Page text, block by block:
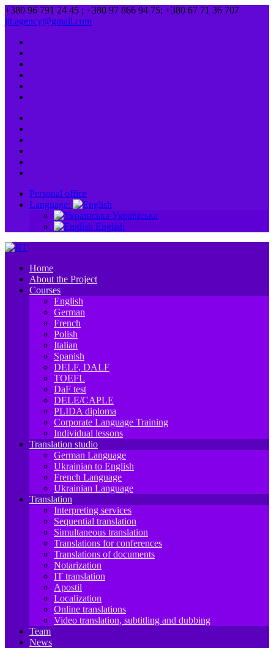
+380 96 791 24 45 ; +380 97 866 94 75; +380 67 71 36 707
jit.agency@gmail.com
Personal office
Language:
Українська
English
Home
About the Project
Courses
English
German
French
Polish
Italian
Spanish
DELF, DALF
TOEFL
DaF test
DELE/CAPLE
PLIDA diploma
Corporate Language Training
Individual lessons
Translation studio
German Language
Ukrainian to English
French Language
Ukrainian Language
Translation
Interpreting services
Sequential translation
Simultaneous translation
Translations for conferences
Translations of documents
Notarization
IT translation
Apostil
Localization
Online translations
Video translation, subtitling and dubbing
Team
News